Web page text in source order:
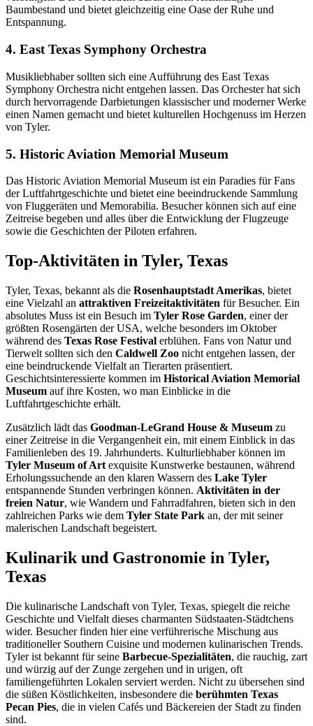
Baumbestand und bietet gleichzeitig eine Oase der Ruhe und
Entspannung.
4. East Texas Symphony Orchestra
Musikliebhaber sollten sich eine Aufführung des East Texas
Symphony Orchestra nicht entgehen lassen. Das Orchester hat sich
durch hervorragende Darbietungen klassischer und moderner Werke
einen Namen gemacht und bietet kulturellen Hochgenuss im Herzen
von Tyler.
5. Historic Aviation Memorial Museum
Das Historic Aviation Memorial Museum ist ein Paradies für Fans
der Luftfahrtgeschichte und bietet eine beeindruckende Sammlung
von Fluggeräten und Memorabilia. Besucher können sich auf eine
Zeitreise begeben und alles über die Entwicklung der Flugzeuge
sowie die Geschichten der Piloten erfahren.
Top-Aktivitäten in Tyler, Texas
Tyler, Texas, bekannt als die Rosenhauptstadt Amerikas, bietet
eine Vielzahl an attraktiven Freizeitaktivitäten für Besucher. Ein
absolutes Muss ist ein Besuch im Tyler Rose Garden, einer der
größten Rosengärten der USA, welche besonders im Oktober
während des Texas Rose Festival erblühen. Fans von Natur und
Tierwelt sollten sich den Caldwell Zoo nicht entgehen lassen, der
eine beindruckende Vielfalt an Tierarten präsentiert.
Geschichtsinteressierte kommen im Historical Aviation Memorial
Museum auf ihre Kosten, wo man Einblicke in die
Luftfahrtgeschichte erhält.
Zusätzlich lädt das Goodman-LeGrand House & Museum zu
einer Zeitreise in die Vergangenheit ein, mit einem Einblick in das
Familienleben des 19. Jahrhunderts. Kulturliebhaber können im
Tyler Museum of Art exquisite Kunstwerke bestaunen, während
Erholungssuchende an den klaren Wassern des Lake Tyler
entspannende Stunden verbringen können. Aktivitäten in der
freien Natur, wie Wandern und Fahrradfahren, bieten sich in den
zahlreichen Parks wie dem Tyler State Park an, der mit seiner
malerischen Landschaft begeistert.
Kulinarik und Gastronomie in Tyler,
Texas
Die kulinarische Landschaft von Tyler, Texas, spiegelt die reiche
Geschichte und Vielfalt dieses charmanten Südstaaten-Städtchens
wider. Besucher finden hier eine verführerische Mischung aus
traditioneller Southern Cuisine und modernen kulinarischen Trends.
Tyler ist bekannt für seine Barbecue-Spezialitäten, die rauchig, zart
und würzig auf der Zunge zergehen und in urigen, oft
familiengeführten Lokalen serviert werden. Nicht zu übersehen sind
die süßen Köstlichkeiten, insbesondere die berühmten Texas
Pecan Pies, die in vielen Cafés und Bäckereien der Stadt zu finden
sind.